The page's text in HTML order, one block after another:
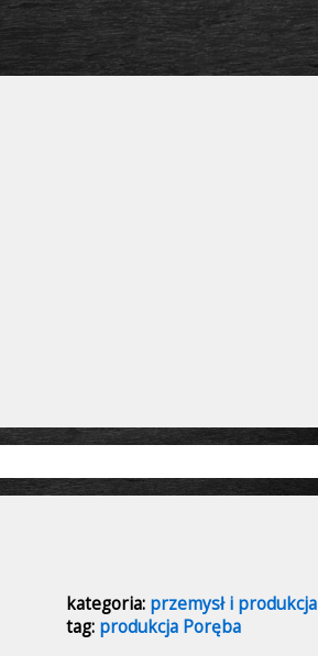
kategoria: przemysł i produkcja
tag: produkcja Poręba